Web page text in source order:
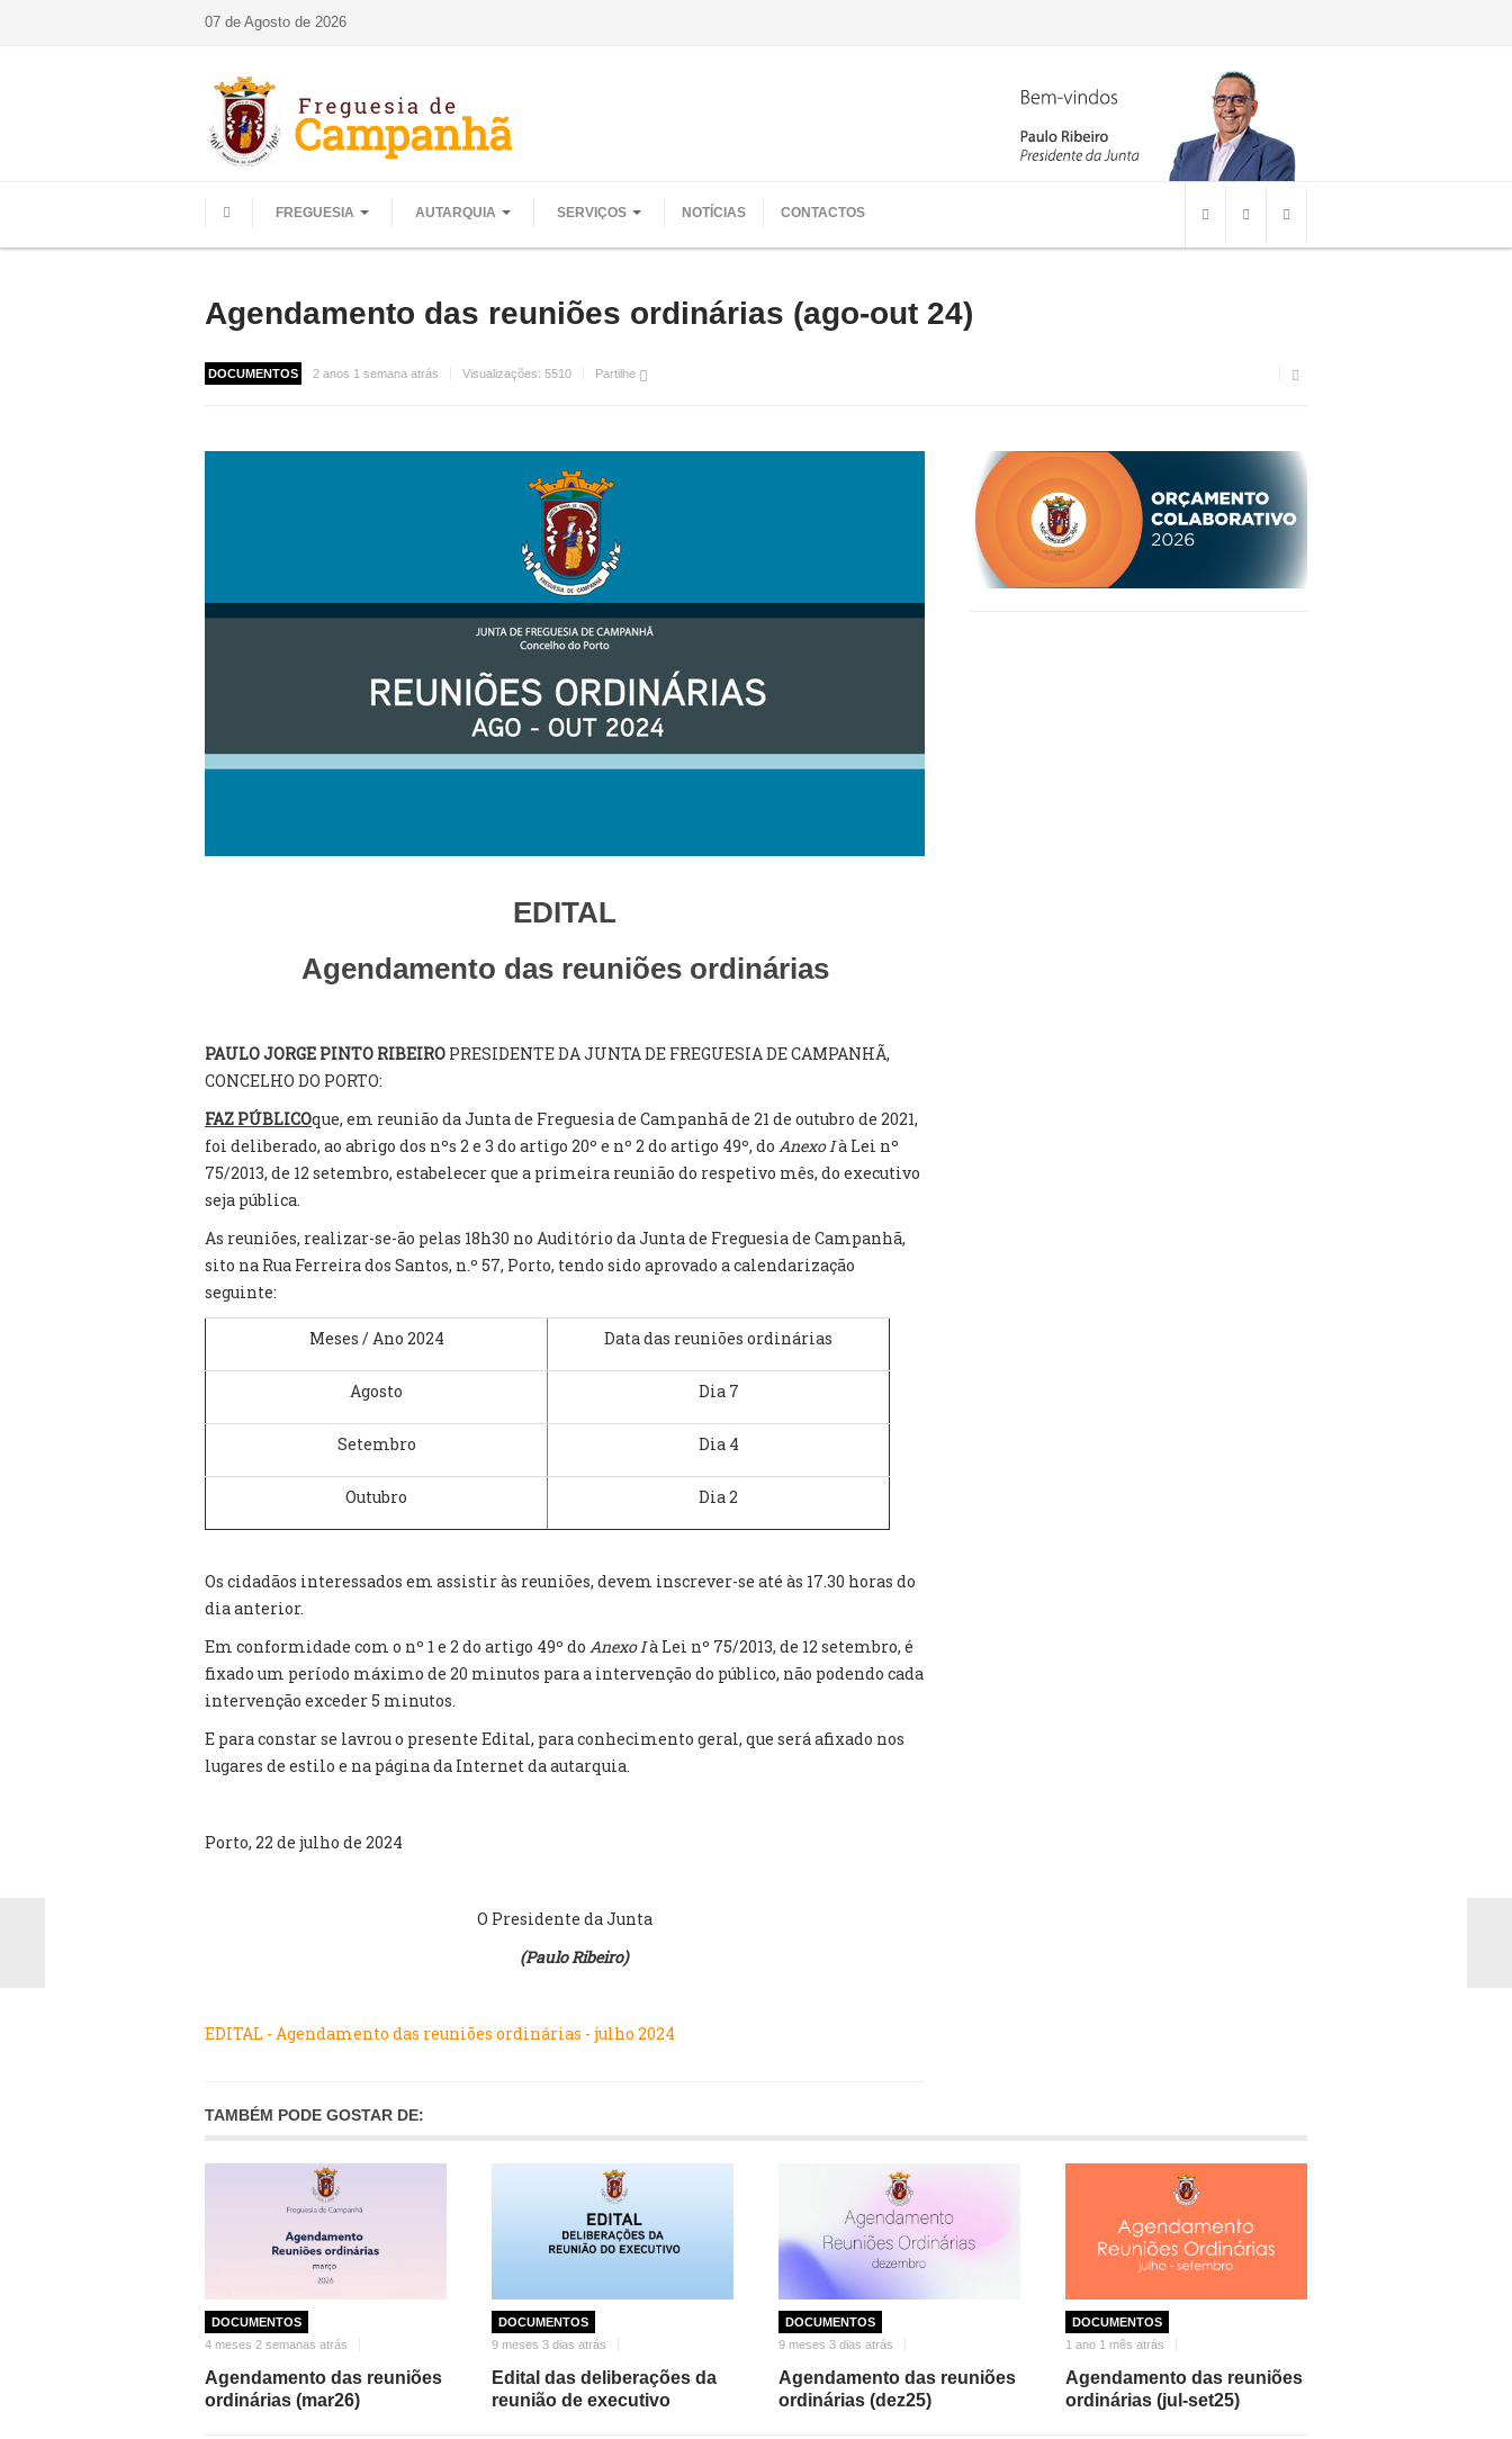
07 de Agosto de 2026
FREGUESIA AUTARQUIA SERVIÇOS NOTÍCIAS CONTACTOS
Agendamento das reuniões ordinárias (ago-out 24)
DOCUMENTOS 2 anos 1 semana atrás Visualizações: 5510 Partilhe
EDITAL
Agendamento das reuniões ordinárias
PAULO JORGE PINTO RIBEIRO PRESIDENTE DA JUNTA DE FREGUESIA DE CAMPANHÃ,
CONCELHO DO PORTO:
FAZ PÚBLICOque, em reunião da Junta de Freguesia de Campanhã de 21 de outubro de 2021,
foi deliberado, ao abrigo dos nºs 2 e 3 do artigo 20º e nº 2 do artigo 49º, do Anexo Ià Lei nº
75/2013, de 12 setembro, estabelecer que a primeira reunião do respetivo mês, do executivo
seja pública.
As reuniões, realizar-se-ão pelas 18h30 no Auditório da Junta de Freguesia de Campanhã,
sito na Rua Ferreira dos Santos, n.º 57, Porto, tendo sido aprovado a calendarização
seguinte:
Meses / Ano 2024 Data das reuniões ordinárias
Agosto Dia 7
Setembro Dia 4
Outubro Dia 2
Os cidadãos interessados em assistir às reuniões, devem inscrever-se até às 17.30 horas do
dia anterior.
Em conformidade com o nº 1 e 2 do artigo 49º do Anexo Ià Lei nº 75/2013, de 12 setembro, é
fixado um período máximo de 20 minutos para a intervenção do público, não podendo cada
intervenção exceder 5 minutos.
E para constar se lavrou o presente Edital, para conhecimento geral, que será afixado nos
lugares de estilo e na página da Internet da autarquia.
Porto, 22 de julho de 2024
O Presidente da Junta
(Paulo Ribeiro)
EDITAL - Agendamento das reuniões ordinárias - julho 2024
TAMBÉM PODE GOSTAR DE:
DOCUMENTOS
4 meses 2 semanas atrás
Agendamento das reuniões
ordinárias (mar26)
DOCUMENTOS
9 meses 3 dias atrás
Edital das deliberações da
reunião de executivo
DOCUMENTOS
9 meses 3 dias atrás
Agendamento das reuniões
ordinárias (dez25)
DOCUMENTOS
1 ano 1 mês atrás
Agendamento das reuniões
ordinárias (jul-set25)